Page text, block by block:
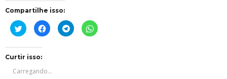
Compartilhe isso:
Clique
para
compartilhar
em
janela)
Clique
para
compartilhar
janela)
Clique
para
compartilhar
Clique
para
Curtir isso:
Carregando...